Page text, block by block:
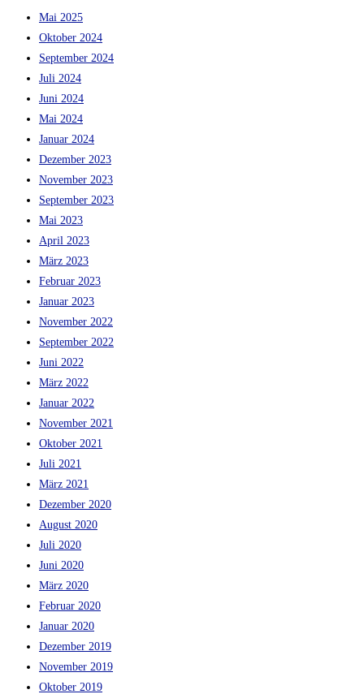
Mai 2025
Oktober 2024
September 2024
Juli 2024
Juni 2024
Mai 2024
Januar 2024
Dezember 2023
November 2023
September 2023
Mai 2023
April 2023
März 2023
Februar 2023
Januar 2023
November 2022
September 2022
Juni 2022
März 2022
Januar 2022
November 2021
Oktober 2021
Juli 2021
März 2021
Dezember 2020
August 2020
Juli 2020
Juni 2020
März 2020
Februar 2020
Januar 2020
Dezember 2019
November 2019
Oktober 2019